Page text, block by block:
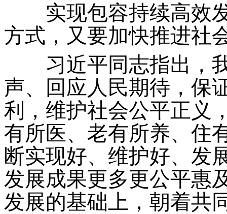
实现包容持续高效发
方式，又要加快推进社
习近平同志指出，我
声、回应人民期待，保
利，维护社会公平正义
有所医、老有所养、住
断实现好、维护好、发
发展成果更多更公平惠
发展的基础上，朝着共